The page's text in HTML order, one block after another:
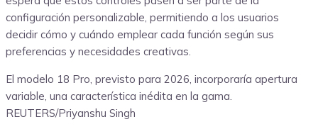
configuración personalizable, permitiendo a los usuarios
decidir cómo y cuándo emplear cada función según sus
preferencias y necesidades creativas.
El modelo 18 Pro, previsto para 2026, incorporaría apertura
variable, una característica inédita en la gama.
REUTERS/Priyanshu Singh